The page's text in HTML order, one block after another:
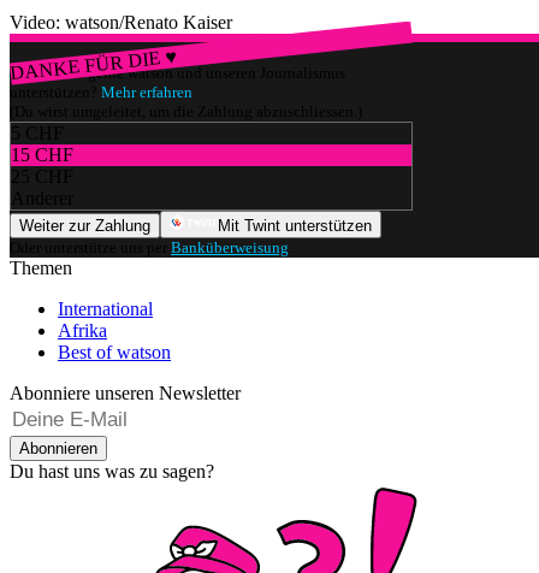
Video: watson/Renato Kaiser
DANKE FÜR DIE ♥
Würdest du gerne watson und unseren Journalismus
unterstützen? Mehr erfahren
(Du wirst umgeleitet, um die Zahlung abzuschliessen.)
5 CHF
15 CHF
25 CHF
Anderer
Weiter zur Zahlung
Mit Twint unterstützen
Oder unterstütze uns per Banküberweisung
Themen
International
Afrika
Best of watson
Abonniere unseren Newsletter
Abonnieren
Du hast uns was zu sagen?